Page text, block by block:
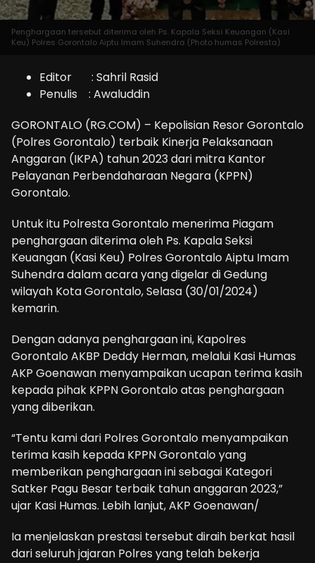
Penghargaan tersebut diterima oleh Ps. Kapala Seksi Keuangan (Kasi
Keu) Polres Gorontalo Aiptu Imam Suhendra (Photo humas Polresta)
Editor : Sahril Rasid
Penulis : Awaluddin
GORONTALO (RG.COM) – Kepolisian Resor Gorontalo
(Polres Gorontalo) terbaik Kinerja Pelaksanaan
Anggaran (IKPA) tahun 2023 dari mitra Kantor
Pelayanan Perbendaharaan Negara (KPPN)
Gorontalo.
Untuk itu Polresta Gorontalo menerima Piagam
penghargaan diterima oleh Ps. Kapala Seksi
Keuangan (Kasi Keu) Polres Gorontalo Aiptu Imam
Suhendra dalam acara yang digelar di Gedung
wilayah Kota Gorontalo, Selasa (30/01/2024)
kemarin.
Dengan adanya penghargaan ini, Kapolres
Gorontalo AKBP Deddy Herman, melalui Kasi Humas
AKP Goenawan menyampaikan ucapan terima kasih
kepada pihak KPPN Gorontalo atas penghargaan
yang diberikan.
“Tentu kami dari Polres Gorontalo menyampaikan
terima kasih kepada KPPN Gorontalo yang
memberikan penghargaan ini sebagai Kategori
Satker Pagu Besar terbaik tahun anggaran 2023,”
ujar Kasi Humas. Lebih lanjut, AKP Goenawan/
Ia menjelaskan prestasi tersebut diraih berkat hasil
dari seluruh jajaran Polres yang telah bekerja